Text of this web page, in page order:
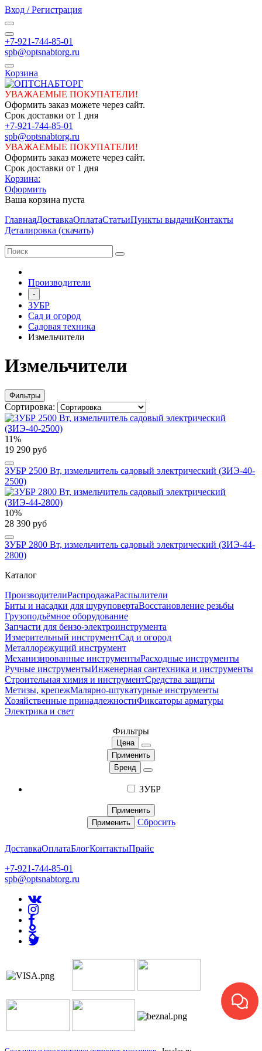
Вход / Регистрация
+7-921-744-85-01
spb@optsnabtorg.ru
Корзина
УВАЖАЕМЫЕ ПОКУПАТЕЛИ!
Оформить заказ можете через сайт.
Срок доставки от 1 дня
+7-921-744-85-01
spb@optsnabtorg.ru
УВАЖАЕМЫЕ ПОКУПАТЕЛИ!
Оформить заказ можете через сайт.
Срок доставки от 1 дня
Корзина:
Оформить
Ваша корзина пуста
ГлавнаяДоставкаОплатаСтатьиПункты выдачиКонтакты
Деталировка (скачать)
Производители
-
ЗУБР
Сад и огород
Садовая техника
Измельчители
Измельчители
Фильтры
Сортировка:
11%
19 290 руб
ЗУБР 2500 Вт, измельчитель садовый электрический (ЗИЭ-40-
2500)
10%
28 390 руб
ЗУБР 2800 Вт, измельчитель садовый электрический (ЗИЭ-44-
2800)
Каталог
ПроизводителиРаспродажаРаспылители
Биты и насадки для шуруповертаВосстановление резьбы
Грузоподъёмное оборудование
Запчасти для бензо-электроинструмента
Измерительный инструментСад и огород
Металлорежущий инструмент
Механизированные инструментыРасходные инструменты
Ручные инструментыИнженерная сантехника и инструменты
Строительная химия и инструментСредства защиты
Метизы, крепежМалярно-штукатурные инструменты
Хозяйственные принадлежностиФиксаторы арматуры
Электрика и свет
Фильтры
Цена
Применить
Бренд
ЗУБР
Применить
Применить
Сбросить
ДоставкаОплатаБлогКонтактыПрайс
+7-921-744-85-01
spb@optsnabtorg.ru